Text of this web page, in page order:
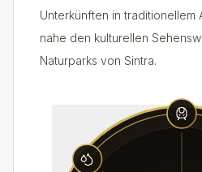
Unterkünften in traditionellem
nahe den kulturellen
Naturparks von Sintra.